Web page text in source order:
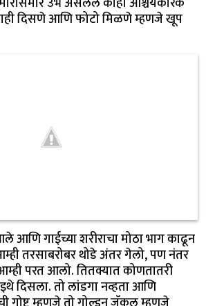
दिसणे आणि फोटो मिळणे म्हणजे खूप
गाईच्या शरीराचा मोठा भाग काढून
तरसाबरोबर थोडे अंतर गेलो, पण नंतर
परत आलो. तितक्यात कोणतातरी
इथे दिसला. तो लांडगा नव्हता आणि